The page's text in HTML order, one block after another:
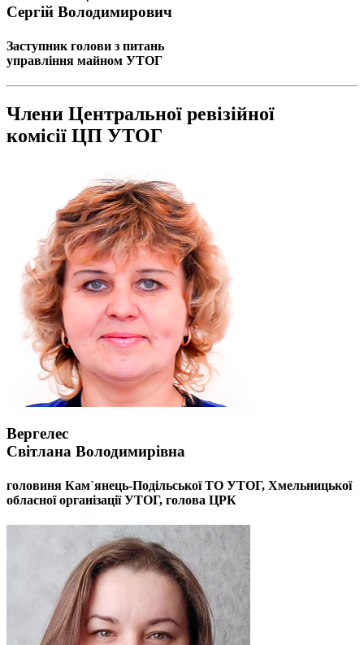
Статут УТОГ
Нормативна база УТОГ
Законодавство
Декларації
Документи ВФГ
Сергій Володимирович
Заступник голови з питань
управління майном УТОГ
Члени Центральної ревізійної
комісії ЦП УТОГ
Вергелес
Світлана Володимирівна
головиня Кам`янець-Подільської ТО УТОГ, Хмельницької
обласної організації УТОГ, голова ЦРК